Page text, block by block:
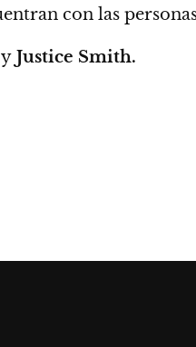
con las
y Justice Smith.